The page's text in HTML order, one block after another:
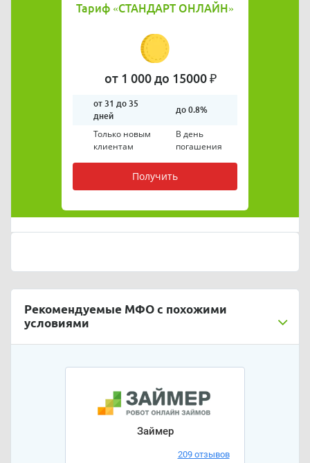
Тариф «СТАНДАРТ ОНЛАЙН»
от 1 000 до 15000 ₽
от 31 до 35
дней
до 0.8%
Только новым
клиентам
В день
погашения
Получить
Рекомендуемые МФО с похожими
условиями
Займер
209 отзывов